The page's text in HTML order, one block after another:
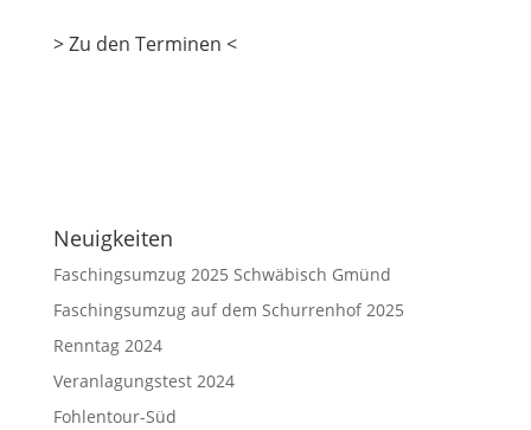
> Zu den Terminen <
Neuigkeiten
Faschingsumzug 2025 Schwäbisch Gmünd
Faschingsumzug auf dem Schurrenhof 2025
Renntag 2024
Veranlagungstest 2024
Fohlentour-Süd